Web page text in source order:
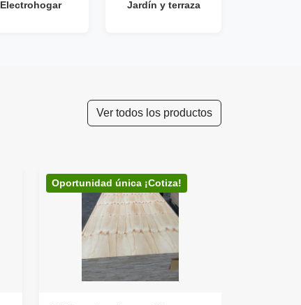
Electrohogar Jardín y terraza
Ver todos los productos
Oportunidad única ¡Cotiza!